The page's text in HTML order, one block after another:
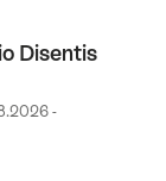
Disentis
-